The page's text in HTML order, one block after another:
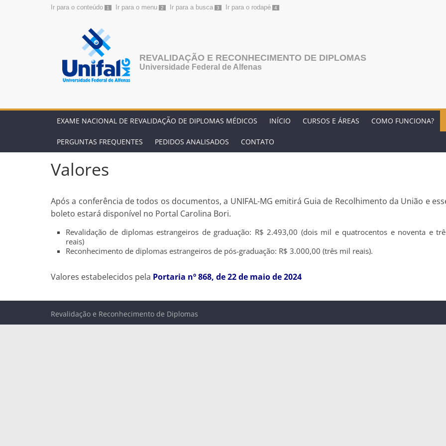
Ir para o conteúdo 1 Ir para o menu 2 Ir para a busca 3 Ir para o rodapé 4
REVALIDAÇÃO E RECONHECIMENTO DE DIPLOMAS
Universidade Federal de Alfenas
EXAME NACIONAL DE REVALIDAÇÃO DE DIPLOMAS MÉDICOS INÍCIO CURSOS E ÁREAS COMO FUNCIONA?
PERGUNTAS FREQUENTES PEDIDOS ANALISADOS CONTATO
Valores
Após a conferência de todos os documentos, a UNIFAL-MG emitirá Guia de Recolhimento da União e
boleto estará disponível no Portal Carolina Bori.
Revalidação de diplomas estrangeiros de graduação: R$ 2.493,00 (dois mil e quatrocentos e noventa e
reais)
Reconhecimento de diplomas estrangeiros de pós-graduação: R$ 3.000,00 (três mil reais).
Valores estabelecidos pela Portaria nº 868, de 22 de maio de 2024
Revalidação e Reconhecimento de Diplomas